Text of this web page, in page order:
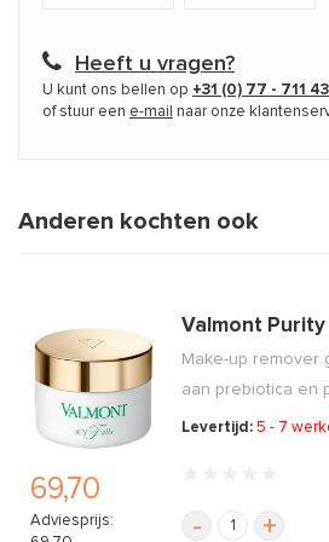
Heeft u vragen?
U kunt ons bellen op +31 (0) 77 - 711
of stuur een e-mail naar onze
Anderen kochten ook
69,70
Adviesprijs:
Valmont Purity
Make-up remover
aan prebiotica en
Levertijd:5 - 7
- +